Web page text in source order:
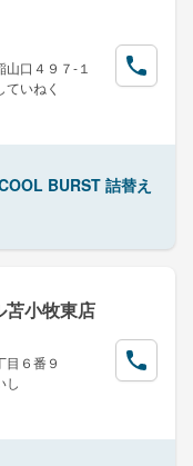
口４９７-１
いねく
BURST 詰替え
苫小牧東店
目６番９
し